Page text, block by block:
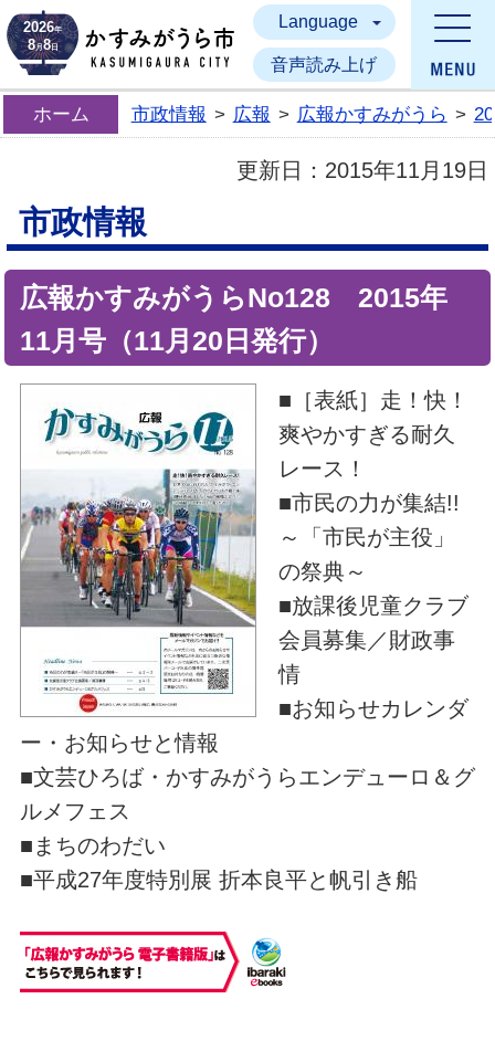
かすみがうら市
2026年
8月8日
Language
音声読み上げ
ホーム 市政情報 > 広報 > 広報かすみがうら >
更新日： 2015年11月19日
市政情報
広報かすみがうらNo128 2015年
11月号（11月20日発行）
■［表紙］走！快！
爽やかすぎる耐久
レース！
■市民の力が集結!!
～「市民が主役」
の祭典～
■放課後児童クラブ
会員募集／財政事
情
■お知らせカレンダ
ー・お知らせと情報
■文芸ひろば・かすみがうらエンデューロ＆グ
ルメフェス
■まちのわだい
■平成27年度特別展 折本良平と帆引き船